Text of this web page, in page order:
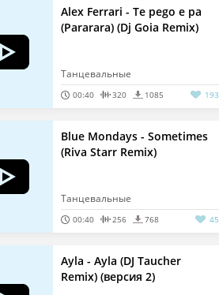
Alex Ferrari - Te pego e pa
(Pararara) (Dj Goia Remix)
Танцевальные
00:40 320 1085 193
Blue Mondays - Sometimes
(Riva Starr Remix)
Танцевальные
00:40 256 768 45
Ayla - Ayla (DJ Taucher
Remix) (версия 2)